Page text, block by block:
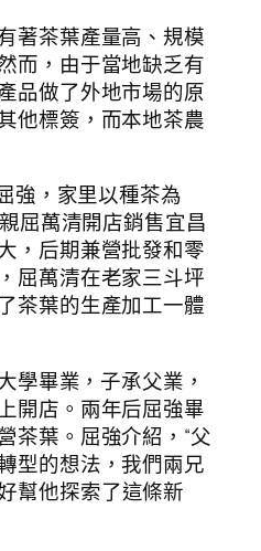
著茶葉產量高、規模
而，由于當地缺乏有
品做了外地市場的原
他標簽，而本地茶農
強，家里以種茶為
屈萬清開店銷售宜昌
，后期兼營批發和零
屈萬清在老家三斗坪
茶葉的生產加工一體
學畢業，子承父業，
開店。兩年后屈強畢
茶葉。屈強介紹，“父
型的想法，我們兩兄
幫他探索了這條新